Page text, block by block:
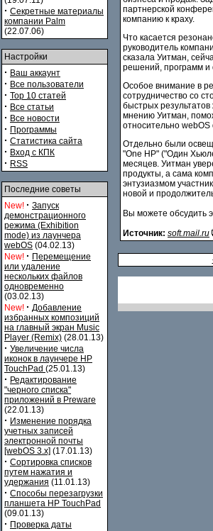
· Секретные материалы
компании Palm
(22.07.06)
Настройки
· Ваш аккаунт
· Все пользователи
· Top 10 статей
· Все статьи
· Все новости
· Программы
· Статистика сайта
· Вход с КПК
· RSS
Последние советы
New! · Запуск
демонстрационного
режима (Exhibition
mode) из лаунчера
webOS (04.02.13)
New! · Перемещение
или удаление
нескольких файлов
одновременно
(03.02.13)
New! · Добавление
избранных композиций
на главный экран Music
Player (Remix) (28.01.13)
· Увеличение числа
иконок в лаунчере HP
TouchPad (25.01.13)
· Редактирование
"черного списка"
приложений в Preware
(22.01.13)
· Изменение порядка
учетных записей
электронной почты
[webOS 3.x] (17.01.13)
· Сортировка списков
путем нажатия и
удержания (11.01.13)
· Способы перезагрузки
планшета HP TouchPad
(09.01.13)
· Проверка даты
партнерской
компанию к краху.
Что касается
руководитель
сказала Уитман,
решений, программ и
Особое внимание в
сотрудничество со
быстрых
мнению Уитман,
относительно
Отдельно были
"One HP" ("Один
месяцев. Уитман
продукты, а сама
энтузиазмом
новой и
Вы можете обсудить
Источник: soft.mail.ru